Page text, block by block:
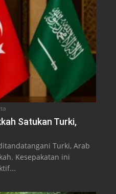
Satukan Turki,
Turki, Arab
Kesepakatan ini